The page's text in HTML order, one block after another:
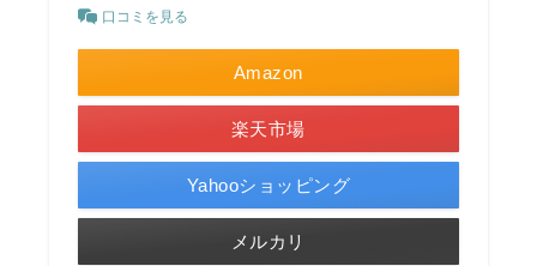
口コミを見る
Amazon
楽天市場
Yahooショッピング
メルカリ